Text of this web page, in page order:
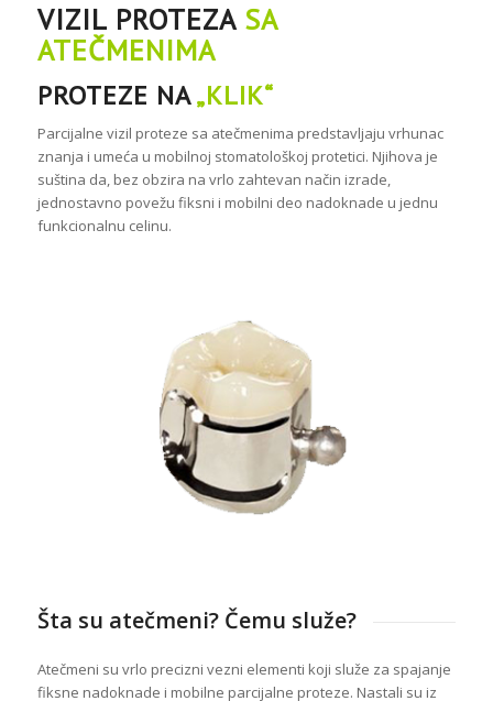
VIZIL PROTEZA SA
ATEČMENIMA
PROTEZE NA„KLIK“
Parcijalne vizil proteze sa atečmenima predstavljaju vrhunac
znanja i umeća u mobilnoj stomatološkoj protetici. Njihova je
suština da, bez obzira na vrlo zahtevan način izrade,
jednostavno povežu fiksni i mobilni deo nadoknade u jednu
funkcionalnu celinu.
Šta su atečmeni? Čemu služe?
Atečmeni su vrlo precizni vezni elementi koji služe za spajanje
fiksne nadoknade i mobilne parcijalne proteze. Nastali su iz